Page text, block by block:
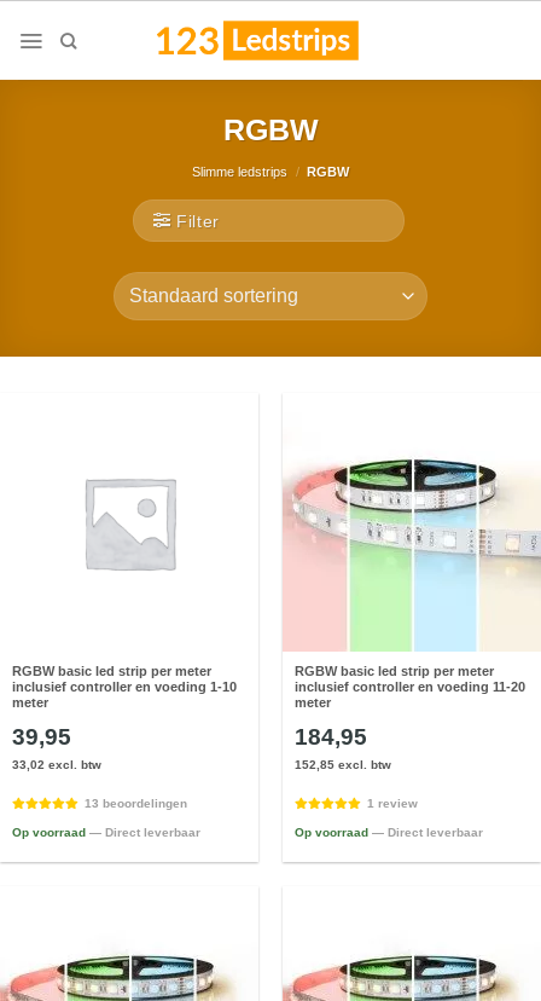
RGBW
Slimme ledstrips / RGBW
Filter
RGBW basic led strip per meter
inclusief controller en voeding 1-10
meter
39,95
33,02 excl. btw
13 beoordelingen
Op voorraad — Direct leverbaar
RGBW basic led strip per meter
inclusief controller en voeding 11-20
meter
184,95
152,85 excl. btw
1 review
Op voorraad — Direct leverbaar